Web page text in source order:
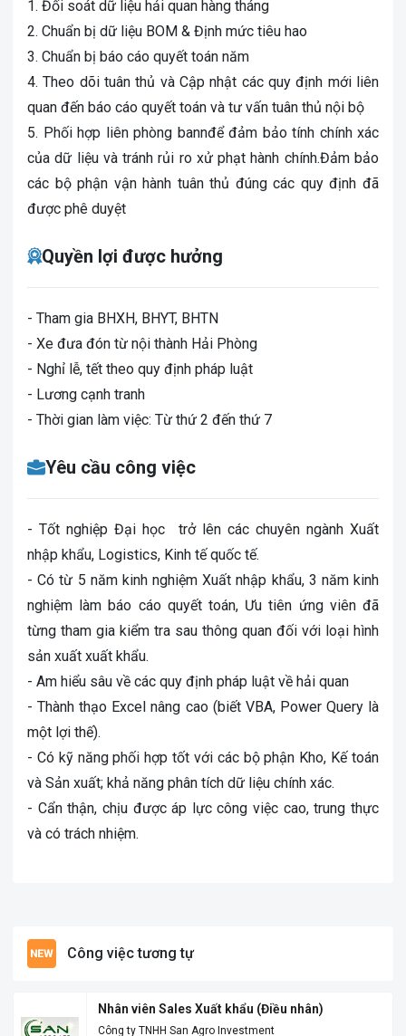
1. Đối soát dữ liệu hải quan hàng tháng
2. Chuẩn bị dữ liệu BOM & Định mức tiêu hao
3. Chuẩn bị báo cáo quyết toán năm
4. Theo dõi tuân thủ và Cập nhật các quy định mới liên
quan đến báo cáo quyết toán và tư vấn tuân thủ nội bộ
5. Phối hợp liên phòng bannđể đảm bảo tính chính xác
của dữ liệu và tránh rủi ro xử phạt hành chính.Đảm bảo
các bộ phận vận hành tuân thủ đúng các quy định đã
được phê duyệt
Quyền lợi được hưởng
- Tham gia BHXH, BHYT, BHTN
- Xe đưa đón từ nội thành Hải Phòng
- Nghỉ lễ, tết theo quy định pháp luật
- Lương cạnh tranh
- Thời gian làm việc: Từ thứ 2 đến thứ 7
Yêu cầu công việc
- Tốt nghiệp Đại học trở lên các chuyên ngành Xuất
nhập khẩu, Logistics, Kinh tế quốc tế.
- Có từ 5 năm kinh nghiệm Xuất nhập khẩu, 3 năm kinh
nghiệm làm báo cáo quyết toán, Ưu tiên ứng viên đã
từng tham gia kiểm tra sau thông quan đối với loại hình
sản xuất xuất khẩu.
- Am hiểu sâu về các quy định pháp luật về hải quan
- Thành thạo Excel nâng cao (biết VBA, Power Query là
một lợi thế).
- Có kỹ năng phối hợp tốt với các bộ phận Kho, Kế toán
và Sản xuất; khả năng phân tích dữ liệu chính xác.
- Cẩn thận, chịu được áp lực công việc cao, trung thực
và có trách nhiệm.
Công việc tương tự
Nhân viên Sales Xuất khẩu (Điều nhân)
Công ty TNHH San Agro Investment